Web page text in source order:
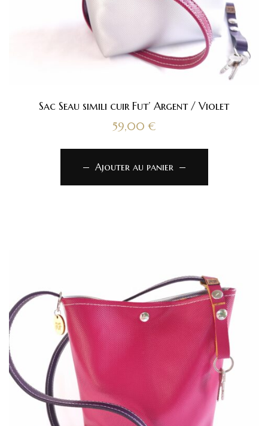
Sac Seau simili cuir Fut’ Argent / Violet
59,00 €
Ajouter au panier